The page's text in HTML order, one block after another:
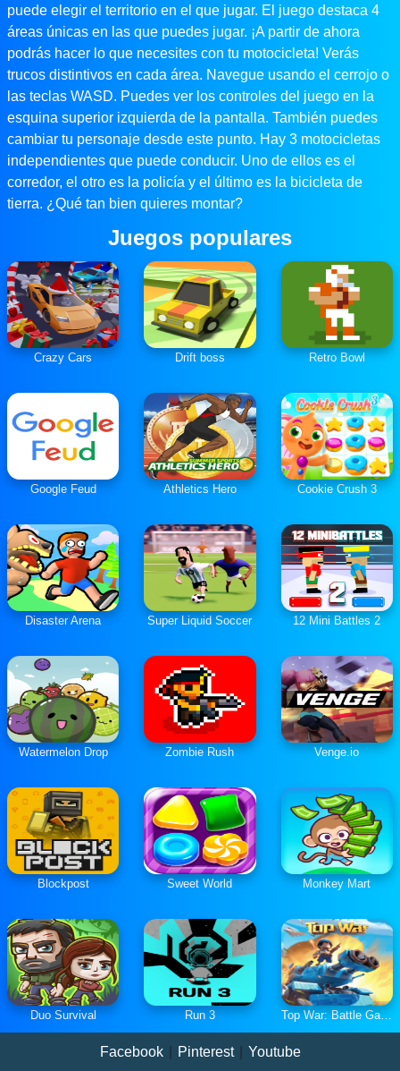
puede elegir el territorio en el que jugar. El juego destaca 4
áreas únicas en las que puedes jugar. ¡A partir de ahora
podrás hacer lo que necesites con tu motocicleta! Verás
trucos distintivos en cada área. Navegue usando el cerrojo o
las teclas WASD. Puedes ver los controles del juego en la
esquina superior izquierda de la pantalla. También puedes
cambiar tu personaje desde este punto. Hay 3 motocicletas
independientes que puede conducir. Uno de ellos es el
corredor, el otro es la policía y el último es la bicicleta de
tierra. ¿Qué tan bien quieres montar?
Juegos populares
Crazy Cars Drift boss Retro Bowl
Google Feud Athletics Hero Cookie Crush 3
Disaster Arena Super Liquid Soccer 12 Mini Battles 2
Watermelon Drop Zombie Rush Venge.io
Blockpost Sweet World Monkey Mart
Duo Survival Run 3 Top War: Battle Game
Facebook Pinterest Youtube